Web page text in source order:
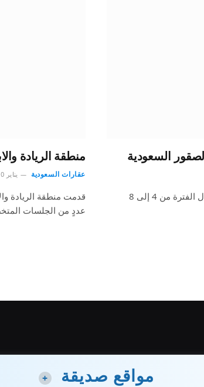
السعودية
شهد معرض الدفاع العالمي 2024 الذي يقام في مدينة الرياض خلال الفترة من 4 إلى 8
منطقة الريادة
عقارات السعودية يناير 10, 2024
قدمت منطقة الريادة
عددٍ من الجلسات
مواقع صديقة +